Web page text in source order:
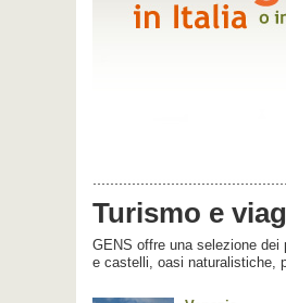
Turismo e
GENS offre una selezione
e castelli, oasi naturalistiche,